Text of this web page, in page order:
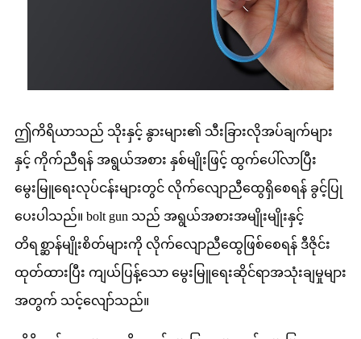
ဤကိရိယာသည် သိုးနှင့် နွားများ၏ သီးခြားလိုအပ်ချက်များ
နှင့် ကိုက်ညီရန် အရွယ်အစား နှစ်မျိုးဖြင့် ထွက်ပေါ်လာပြီး
မွေးမြူရေးလုပ်ငန်းများတွင် လိုက်လျောညီထွေရှိစေရန် ခွင့်ပြု
ပေးပါသည်။ bolt gun သည် အရွယ်အစားအမျိုးမျိုးနှင့်
တိရစ္ဆာန်မျိုးစိတ်များကို လိုက်လျောညီထွေဖြစ်စေရန် ဒီဇိုင်း
ထုတ်ထားပြီး ကျယ်ပြန့်သော မွေးမြူရေးဆိုင်ရာအသုံးချမှုများ
အတွက် သင့်လျော်သည်။